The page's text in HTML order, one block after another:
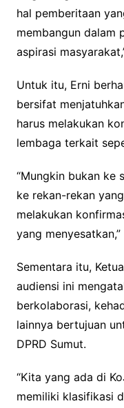
hal pemberitaan
membangun dalam
aspirasi
Untuk itu, Erni
bersifat
harus melakukan
lembaga terkait
“Mungkin bukan ke
ke rekan-rekan
melakukan
yang
Sementara itu,
audiensi ini
berkolaborasi,
lainnya bertujuan
DPRD Sumut.
“Kita yang ada di
memiliki klasifikasi